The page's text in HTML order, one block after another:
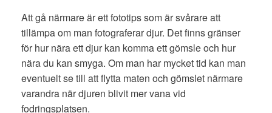
Att gå närmare är ett fototips som är svårare att
tillämpa om man fotograferar djur. Det finns gränser
för hur nära ett djur kan komma ett gömsle och hur
nära du kan smyga. Om man har mycket tid kan man
eventuelt se till att flytta maten och gömslet närmare
varandra när djuren blivit mer vana vid
fodringsplatsen.